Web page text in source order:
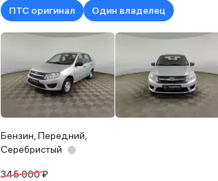
ПТС оригинал Один владелец
Бензин, Передний,
Серебристый
345 000 ₽